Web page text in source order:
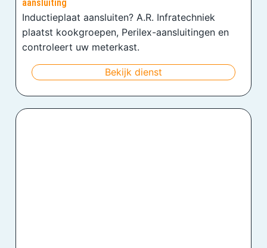
aansluiting
Inductieplaat aansluiten? A.R. Infratechniek
plaatst kookgroepen, Perilex-aansluitingen en
controleert uw meterkast.
Bekijk dienst